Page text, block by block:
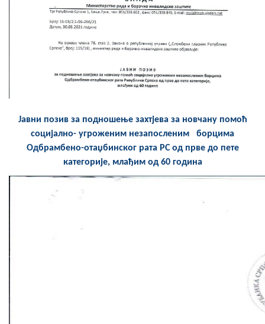
Скупштинско вијеће општине језеро
Састав Скупштине
Службени Гласници
ИНФО
Вијести
Активности
Јавни позиви
Обавјештења
Јавни позив за подношење захтјева за новчану помоћ
социјално- угроженим незапосленим борцима
Oдбрамбено-отаџбинског рата РС од прве до пете
категорије, млађим од 60 година